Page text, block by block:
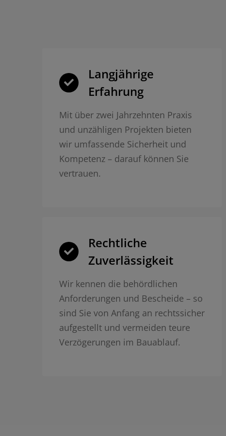
Langjährige
Erfahrung
Mit über zwei Jahrzehnten Praxis
und unzähligen Projekten bieten
wir umfassende Sicherheit und
Kompetenz – darauf können Sie
vertrauen.
Rechtliche
Zuverlässigkeit
Wir kennen die behördlichen
Anforderungen und Bescheide – so
sind Sie von Anfang an rechtssicher
aufgestellt und vermeiden teure
Verzögerungen im Bauablauf.